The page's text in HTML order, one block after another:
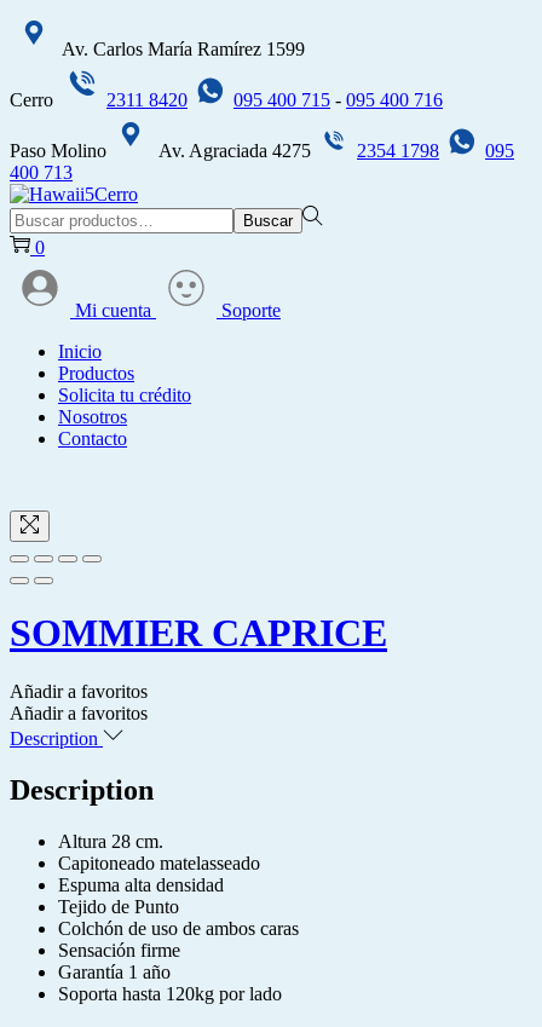
Av. Carlos María Ramírez 1599
Cerro 2311 8420 095 400 715 - 095 400 716
Paso Molino Av. Agraciada 4275 2354 1798
095
400 713
Saltar
a
la
navegación
Saltar
al
contenido
Búsqueda
para:>
Buscar
0
Mi cuenta
Soporte
Inicio
Productos
Solicita tu crédito
Nosotros
Contacto
SOMMIER CAPRICE
Añadir a favoritos
Añadir a favoritos
Description
Description
Altura 28 cm.
Capitoneado matelasseado
Espuma alta densidad
Tejido de Punto
Colchón de uso de ambos caras
Sensación firme
Garantía 1 año
Soporta hasta 120kg por lado